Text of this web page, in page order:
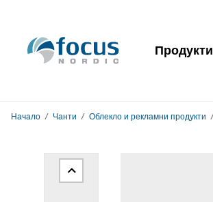
Продукти
Начало Чанти Облекло и рекламни продукти